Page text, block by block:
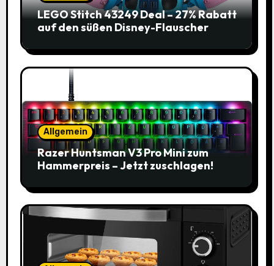
LEGO Stitch 43249 Deal – 27% Rabatt
auf den süßen Disney-Flauscher
Allgemein
Razer Huntsman V3 Pro Mini zum
Hammerpreis – Jetzt zuschlagen!